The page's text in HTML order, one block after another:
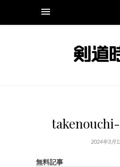
2024年3月
無料記事